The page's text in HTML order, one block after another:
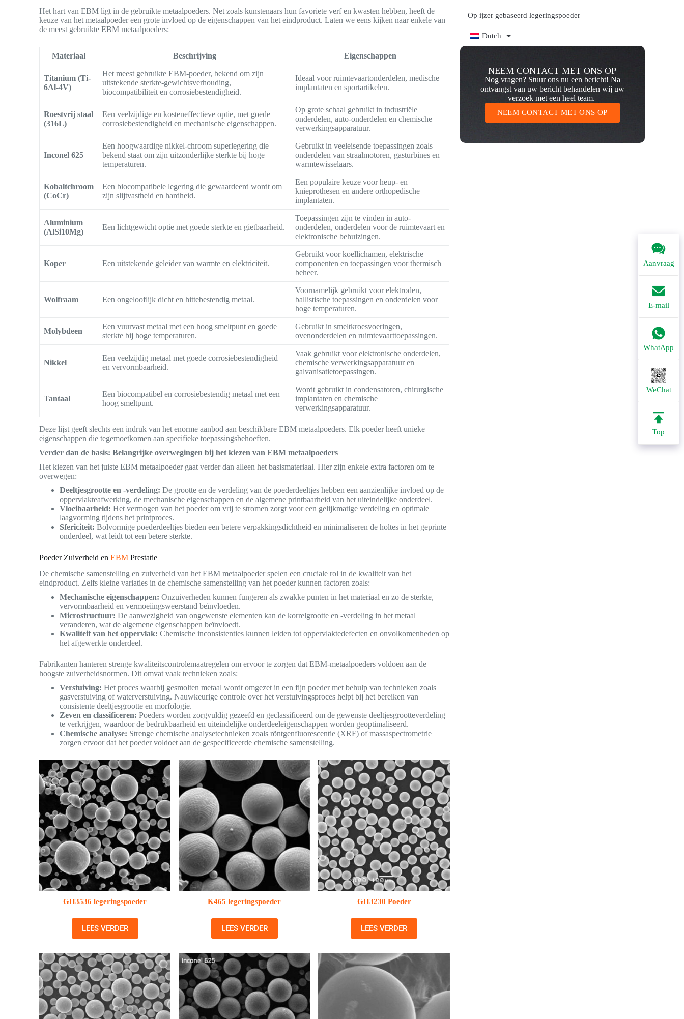
Aanvraag
E-mail
WhatApp
WeChat
Top
Het hart van EBM ligt in de gebruikte metaalpoeders. Net zoals kunstenaars hun favoriete verf en kwasten hebben, heeft de
keuze van het metaalpoeder een grote invloed op de eigenschappen van het eindproduct. Laten we eens kijken naar enkele van
de meest gebruikte EBM metaalpoeders:
Materiaal Beschrijving Eigenschappen
Titanium (Ti-
6Al-4V)
Het meest gebruikte EBM-poeder, bekend om zijn
uitstekende sterkte-gewichtsverhouding,
biocompatibiliteit en corrosiebestendigheid.
Ideaal voor ruimtevaartonderdelen, medische
implantaten en sportartikelen.
Roestvrij staal
(316L)
Een veelzijdige en kosteneffectieve optie, met goede
corrosiebestendigheid en mechanische eigenschappen.
Op grote schaal gebruikt in industriële
onderdelen, auto-onderdelen en chemische
verwerkingsapparatuur.
Inconel 625
Een hoogwaardige nikkel-chroom superlegering die
bekend staat om zijn uitzonderlijke sterkte bij hoge
temperaturen.
Gebruikt in veeleisende toepassingen zoals
onderdelen van straalmotoren, gasturbines en
warmtewisselaars.
Kobaltchroom
(CoCr)
Een biocompatibele legering die gewaardeerd wordt om
zijn slijtvastheid en hardheid.
Een populaire keuze voor heup- en
knieprothesen en andere orthopedische
implantaten.
Aluminium
(AlSi10Mg)
Een lichtgewicht optie met goede sterkte en gietbaarheid.
Toepassingen zijn te vinden in auto-
onderdelen, onderdelen voor de ruimtevaart en
elektronische behuizingen.
Koper Een uitstekende geleider van warmte en elektriciteit.
Gebruikt voor koellichamen, elektrische
componenten en toepassingen voor thermisch
beheer.
Wolfraam Een ongelooflijk dicht en hittebestendig metaal.
Voornamelijk gebruikt voor elektroden,
ballistische toepassingen en onderdelen voor
hoge temperaturen.
Molybdeen
Een vuurvast metaal met een hoog smeltpunt en goede
sterkte bij hoge temperaturen.
Gebruikt in smeltkroesvoeringen,
ovenonderdelen en ruimtevaarttoepassingen.
Nikkel
Een veelzijdig metaal met goede corrosiebestendigheid
en vervormbaarheid.
Vaak gebruikt voor elektronische onderdelen,
chemische verwerkingsapparatuur en
galvanisatietoepassingen.
Tantaal
Een biocompatibel en corrosiebestendig metaal met een
hoog smeltpunt.
Wordt gebruikt in condensatoren, chirurgische
implantaten en chemische
verwerkingsapparatuur.
Deze lijst geeft slechts een indruk van het enorme aanbod aan beschikbare EBM metaalpoeders. Elk poeder heeft unieke
eigenschappen die tegemoetkomen aan specifieke toepassingsbehoeften.
Verder dan de basis: Belangrijke overwegingen bij het kiezen van EBM metaalpoeders
Het kiezen van het juiste EBM metaalpoeder gaat verder dan alleen het basismateriaal. Hier zijn enkele extra factoren om te
overwegen:
Deeltjesgrootte en -verdeling: De grootte en de verdeling van de poederdeeltjes hebben een aanzienlijke invloed op de
oppervlakteafwerking, de mechanische eigenschappen en de algemene printbaarheid van het uiteindelijke onderdeel.
Vloeibaarheid: Het vermogen van het poeder om vrij te stromen zorgt voor een gelijkmatige verdeling en optimale
laagvorming tijdens het printproces.
Sfericiteit: Bolvormige poederdeeltjes bieden een betere verpakkingsdichtheid en minimaliseren de holtes in het geprinte
onderdeel, wat leidt tot een betere sterkte.
Poeder Zuiverheid enEBM Prestatie
De chemische samenstelling en zuiverheid van het EBM metaalpoeder spelen een cruciale rol in de kwaliteit van het
eindproduct. Zelfs kleine variaties in de chemische samenstelling van het poeder kunnen factoren zoals:
Mechanische eigenschappen: Onzuiverheden kunnen fungeren als zwakke punten in het materiaal en zo de sterkte,
vervormbaarheid en vermoeiingsweerstand beïnvloeden.
Microstructuur: De aanwezigheid van ongewenste elementen kan de korrelgrootte en -verdeling in het metaal
veranderen, wat de algemene eigenschappen beïnvloedt.
Kwaliteit van het oppervlak: Chemische inconsistenties kunnen leiden tot oppervlaktedefecten en onvolkomenheden op
het afgewerkte onderdeel.
Fabrikanten hanteren strenge kwaliteitscontrolemaatregelen om ervoor te zorgen dat EBM-metaalpoeders voldoen aan de
hoogste zuiverheidsnormen. Dit omvat vaak technieken zoals:
Verstuiving: Het proces waarbij gesmolten metaal wordt omgezet in een fijn poeder met behulp van technieken zoals
gasverstuiving of waterverstuiving. Nauwkeurige controle over het verstuivingsproces helpt bij het bereiken van
consistente deeltjesgrootte en morfologie.
Zeven en classificeren: Poeders worden zorgvuldig gezeefd en geclassificeerd om de gewenste deeltjesgrootteverdeling
te verkrijgen, waardoor de bedrukbaarheid en uiteindelijke onderdeeleigenschappen worden geoptimaliseerd.
Chemische analyse: Strenge chemische analysetechnieken zoals röntgenfluorescentie (XRF) of massaspectrometrie
zorgen ervoor dat het poeder voldoet aan de gespecificeerde chemische samenstelling.
GH3536 legeringspoeder
LEES VERDER
K465 legeringspoeder
LEES VERDER
GH3230 Poeder
LEES VERDER
Op ijzer gebaseerd legeringspoeder
Dutch
NEEM CONTACT MET ONS OP
Nog vragen? Stuur ons nu een bericht! Na
ontvangst van uw bericht behandelen wij uw
verzoek met een heel team.
NEEM CONTACT MET ONS OP